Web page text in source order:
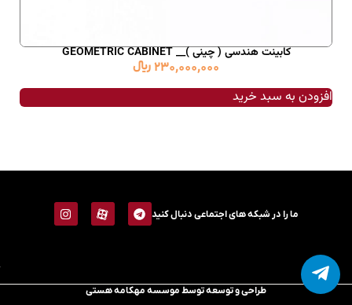
کابینت هندسی ( چینی )__ GEOMETRIC CABINET
230,000,000 ﷼
افزودن به سبد خرید
ما را در شبکه های اجتماعی دنبال کنید
طراحی و توسعه توسط موسسه مهکامه هستی